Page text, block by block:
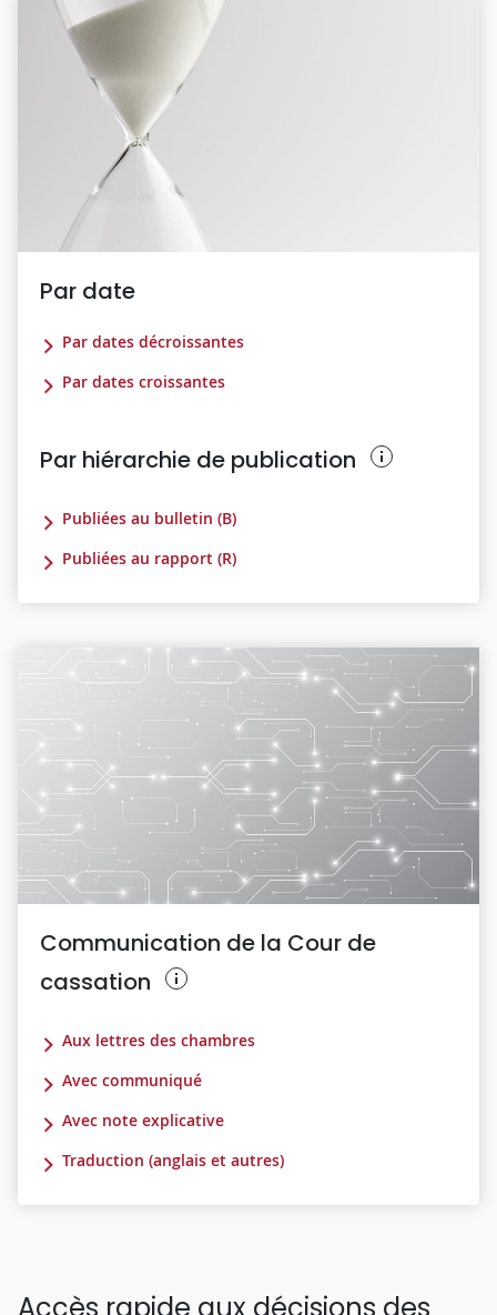
Par date
Par dates décroissantes
Par dates croissantes
Par hiérarchie de publication
Publiées au bulletin (B)
Publiées au rapport (R)
Communication de la Cour de
cassation
Aux lettres des chambres
Avec communiqué
Avec note explicative
Traduction (anglais et autres)
Accès rapide aux décisions des